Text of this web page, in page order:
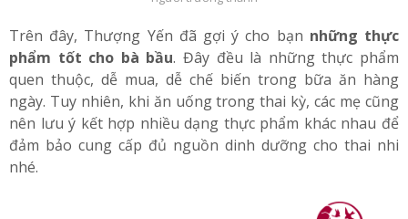
Yến chưng tươi Thượng Yến 100ml thích hợp dùng 2 chai/ngày cho
người trưởng thảnh
Trên đây, Thượng Yến đã gợi ý cho bạnnhững thực
phẩm tốt cho bà bầu . Đây đều là những thực phẩm
quen thuộc, dễ mua, dễ chế biến trong bữa ăn hàng
ngày. Tuy nhiên, khi ăn uống trong thai kỳ, các mẹ cũng
nên lưu ý kết hợp nhiều dạng thực phẩm khác nhau để
đảm bảo cung cấp đủ nguồn dinh dưỡng cho thai nhi